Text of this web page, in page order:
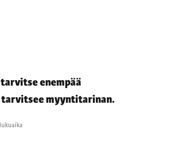
enempää
myyntitarinan.